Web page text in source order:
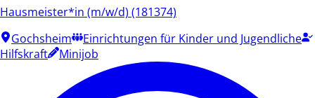
Hausmeister*in (m/w/d) (181374)
Gochsheim
Einrichtungen für Kinder und Jugendliche
Hilfskraft
Minijob